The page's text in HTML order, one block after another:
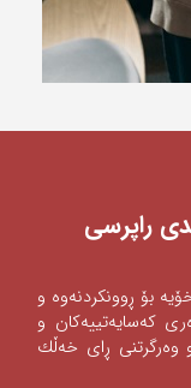
‌راپرسی
بۆ ڕوونكردنه‌وه‌ و
كه‌سایه‌تییه‌كان و
وه‌رگرتنی‌ ڕای‌ خه‌ڵك